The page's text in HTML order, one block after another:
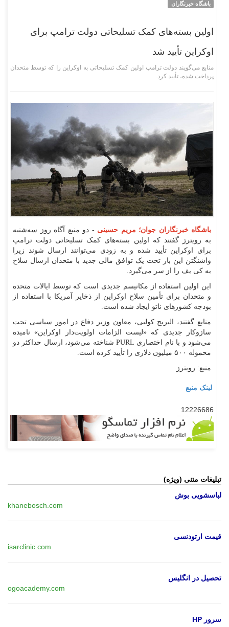
باشگاه خبرنگاران
اولین بسته‌های کمک تسلیحاتی دولت ترامپ برای
اوکراین تأیید شد
منابع می‌گویند دولت ترامپ اولین کمک تسلیحاتی به اوکراین را که توسط متحدان
پرداخت شده، تأیید کرد.
باشگاه خبرنگاران جوان؛ مریم حسینی- دو منبع آگاه روز سه‌شنبه
به رویترز گفتند که اولین بسته‌های کمک تسلیحاتی دولت ترامپ
برای اوکراین تأیید شده و به زودی می‌توانند ارسال شوند زیرا
واشنگتن این بار تحت یک توافق مالی جدید با متحدان ارسال سلاح
به کی یف را از سر می‌گیرد.
این اولین استفاده از مکانیسم جدیدی است که توسط ایالات متحده
و متحدان برای تأمین سلاح اوکراین از ذخایر آمریکا با استفاده از
بودجه کشور‌های ناتو ایجاد شده است.
منابع گفتند، البریج کولبی، معاون وزیر دفاع در امور سیاسی تحت
سازوکار جدیدی که «لیست الزامات اولویت‌دار اوکراین» نامیده
می‌شود و با نام اختصاری PURL شناخته می‌شود، ارسال حداکثر دو
محموله ۵۰۰ میلیون دلاری را تأیید کرده است.
منبع: رویترز
لینک منبع
12226686
تبلیغات متنی (ویژه)
لباسشویی بوش
khanebosch.com
قیمت ارتودنسی
isarclinic.com
تحصیل در انگلیس
ogoacademy.com
سرور HP